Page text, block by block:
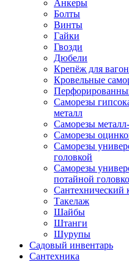
Анкеры
Болты
Винты
Гайки
Гвозди
Дюбели
Крепёж для
Кровельные
Саморезы
металл
Саморезы
Саморезы
Саморезы
головкой
Саморезы
потайной
Сантехнический
Такелаж
Шайбы
Штанги
Шурупы
Садовый инвентарь
Сантехника